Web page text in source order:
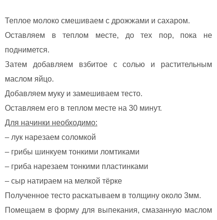
Теплое молоко смешиваем с дрожжами и сахаром.
Оставляем в теплом месте, до тех пор, пока не
поднимется.
Затем добавляем взбитое с солью и растительным
маслом яйцо.
Добавляем муку и замешиваем тесто.
Оставляем его в теплом месте на 30 минут.
Для начинки необходимо:
– лук нарезаем соломкой
– грибы шинкуем тонкими ломтиками
– гриба нарезаем тонкими пластинками
– сыр натираем на мелкой тёрке
Полученное тесто раскатываем в толщину около 3мм.
Помещаем в форму для выпекания, смазанную маслом